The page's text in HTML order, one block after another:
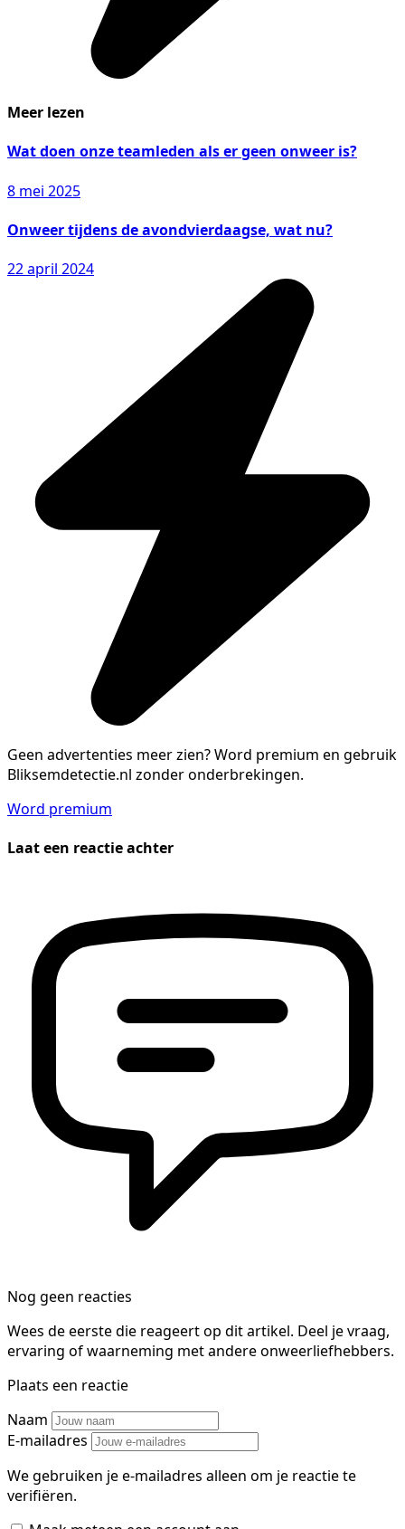
Meer lezen
Wat doen onze teamleden als er geen onweer is?
8 mei 2025
Onweer tijdens de avondvierdaagse, wat nu?
22 april 2024
Geen advertenties meer zien?Word premium en gebruik
Bliksemdetectie.nl zonder onderbrekingen.
Word premium
Laat een reactie achter
Nog geen reacties
Wees de eerste die reageert op dit artikel. Deel je vraag,
ervaring of waarneming met andere onweerliefhebbers.
Plaats een reactie
Naam
E-mailadres
We gebruiken je e-mailadres alleen om je reactie te
verifiëren.